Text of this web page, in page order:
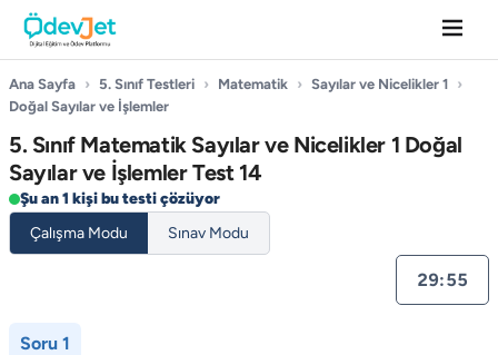
Ana Sayfa › 5. Sınıf Testleri › Matematik › Sayılar ve Nicelikler 1 ›
Doğal Sayılar ve İşlemler
5. Sınıf Matematik Sayılar ve Nicelikler 1 Doğal
Sayılar ve İşlemler Test 14
Şu an 1 kişi bu testi çözüyor
Çalışma Modu
Sınav Modu
29:55
Soru 1